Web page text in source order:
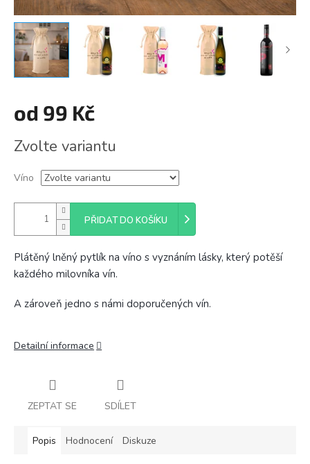
od 99 Kč
cena:
Zvolte variantu
Víno
PŘIDAT DO KOŠÍKU
Plátěný lněný pytlík na víno s vyznáním lásky, který potěší
každého milovníka vín.
A zároveň jedno s námi doporučených vín.
Detailní informace
ZEPTAT SE SDÍLET
Popis Hodnocení Diskuze